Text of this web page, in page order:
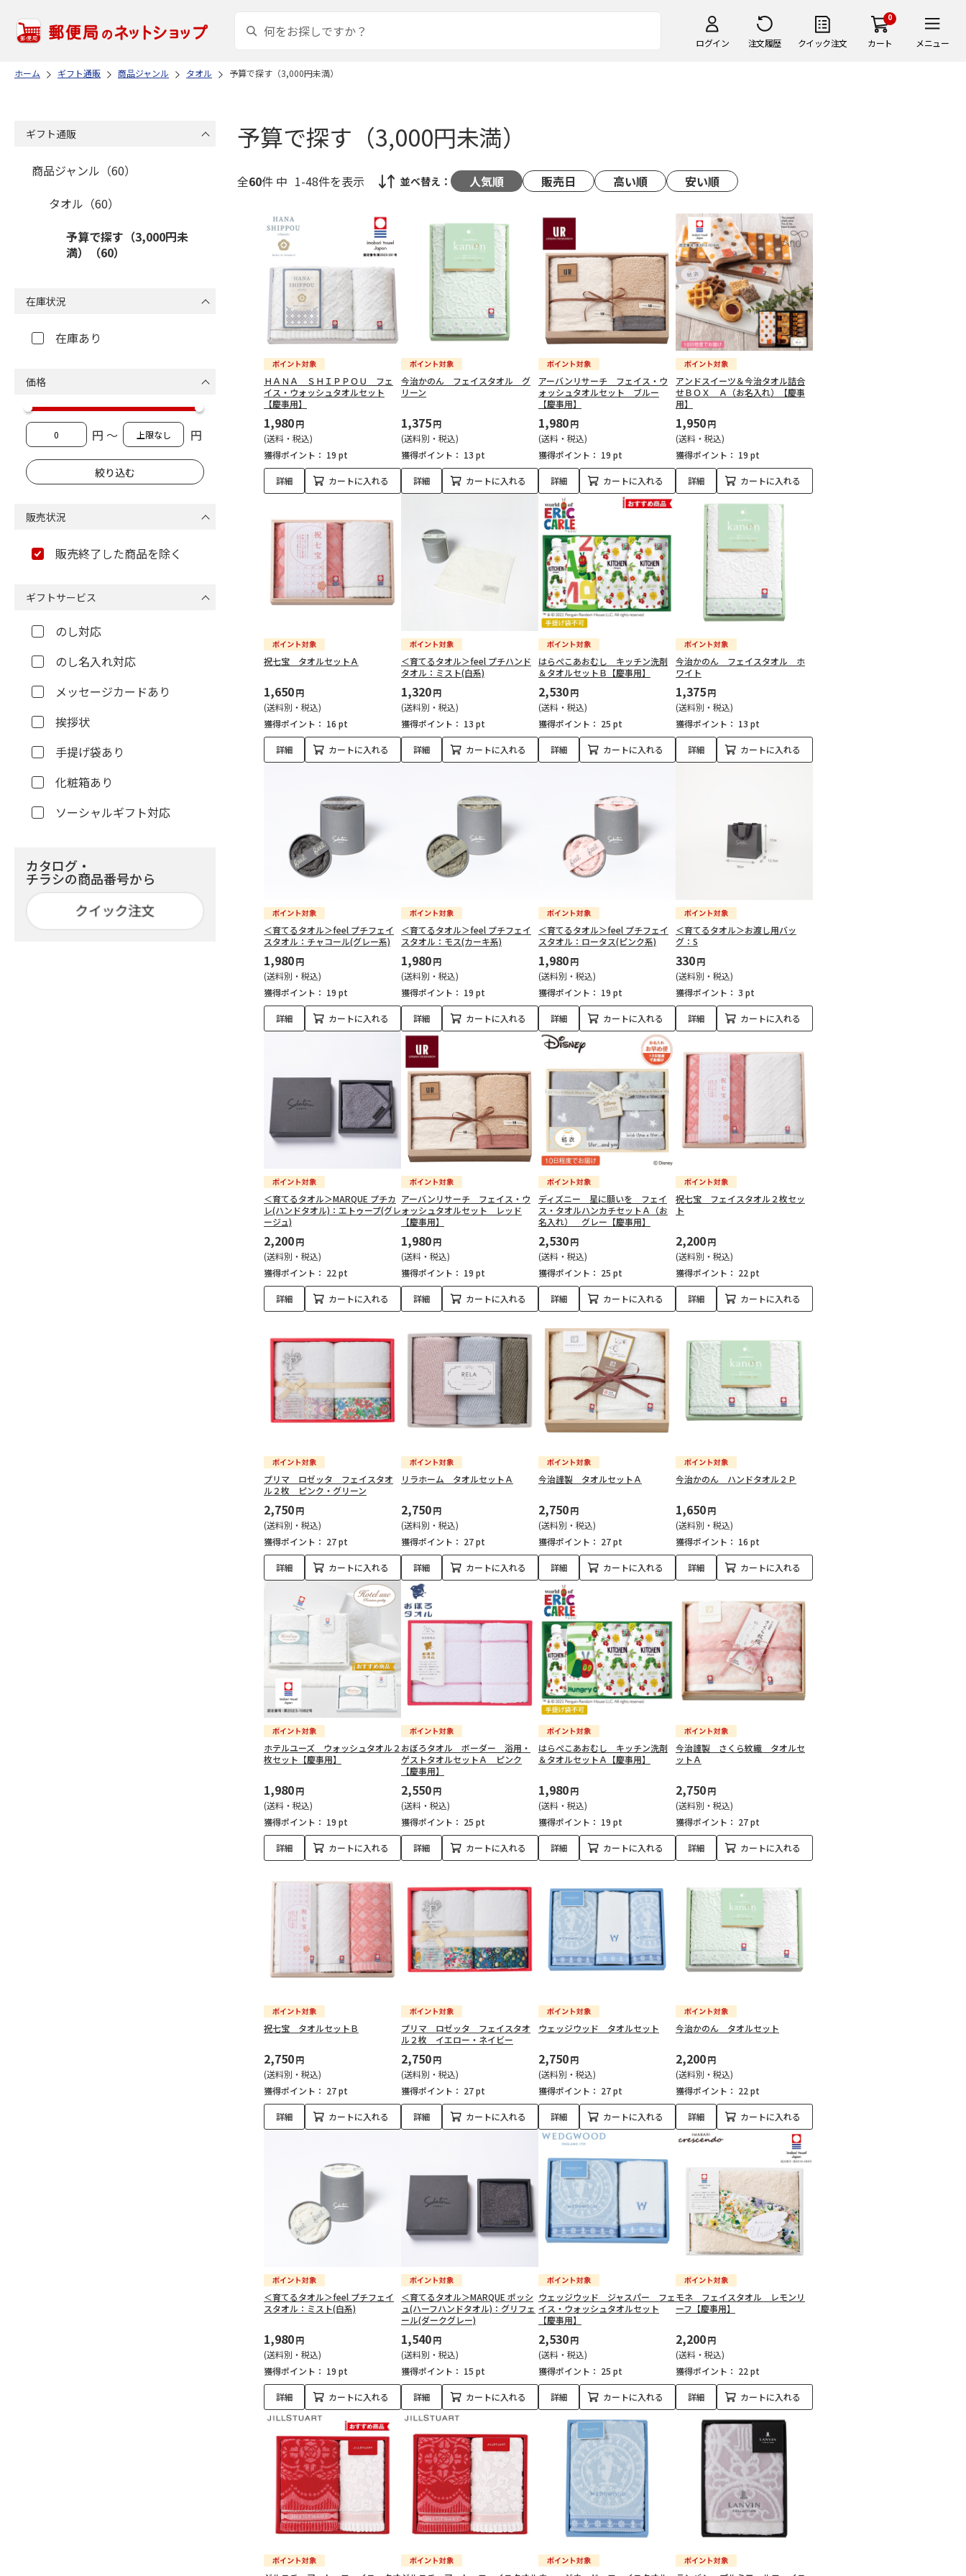
ログイン 注文履歴 クイック注文
0
カート メニュー
ホーム ギフト通販 商品ジャンル タオル 予算で探す（3,000円未満）
予算で探す（3,000円未満）
全60件 中 1-48件を表示 並べ替え： 人気順 販売日 高い順 安い順
ＨＡＮＡ ＳＨＩＰＰＯＵ フェ
イス・ウォッシュタオルセット
【慶事用】
1,980円
(送料・税込)
獲得ポイント： 19 pt
詳細 カートに入れる
今治かのん フェイスタオル グ
リーン
1,375円
(送料別・税込)
獲得ポイント： 13 pt
詳細 カートに入れる
アーバンリサーチ フェイス・ウ
ォッシュタオルセット ブルー
【慶事用】
1,980円
(送料・税込)
獲得ポイント： 19 pt
詳細 カートに入れる
アンドスイーツ＆今治タオル詰合
せＢＯＸ Ａ（お名入れ）【慶事
用】
1,950円
(送料・税込)
獲得ポイント： 19 pt
詳細 カートに入れる
祝七宝 タオルセットＡ
1,650円
(送料別・税込)
獲得ポイント： 16 pt
詳細 カートに入れる
＜育てるタオル＞feel プチハンド
タオル：ミスト(白系)
1,320円
(送料別・税込)
獲得ポイント： 13 pt
詳細 カートに入れる
はらぺこあおむし キッチン洗剤
＆タオルセットＢ【慶事用】
2,530円
(送料・税込)
獲得ポイント： 25 pt
詳細 カートに入れる
今治かのん フェイスタオル ホ
ワイト
1,375円
(送料別・税込)
獲得ポイント： 13 pt
詳細 カートに入れる
＜育てるタオル＞feel プチフェイ
スタオル：チャコール(グレー系)
1,980円
(送料別・税込)
獲得ポイント： 19 pt
詳細 カートに入れる
＜育てるタオル＞feel プチフェイ
スタオル：モス(カーキ系)
1,980円
(送料別・税込)
獲得ポイント： 19 pt
詳細 カートに入れる
＜育てるタオル＞feel プチフェイ
スタオル：ロータス(ピンク系)
1,980円
(送料別・税込)
獲得ポイント： 19 pt
詳細 カートに入れる
＜育てるタオル＞お渡し用バッ
グ：S
330円
(送料別・税込)
獲得ポイント： 3 pt
詳細 カートに入れる
＜育てるタオル＞MARQUE プチカ
レ(ハンドタオル)：エトゥープ(グレ
ージュ)
2,200円
(送料別・税込)
獲得ポイント： 22 pt
詳細 カートに入れる
アーバンリサーチ フェイス・ウ
ォッシュタオルセット レッド
【慶事用】
1,980円
(送料・税込)
獲得ポイント： 19 pt
詳細 カートに入れる
ディズニー 星に願いを フェイ
ス・タオルハンカチセットＡ（お
名入れ） グレー【慶事用】
2,530円
(送料・税込)
獲得ポイント： 25 pt
詳細 カートに入れる
祝七宝 フェイスタオル２枚セッ
ト
2,200円
(送料別・税込)
獲得ポイント： 22 pt
詳細 カートに入れる
プリマ ロゼッタ フェイスタオ
ル２枚 ピンク・グリーン
2,750円
(送料別・税込)
獲得ポイント： 27 pt
詳細 カートに入れる
リラホーム タオルセットＡ
2,750円
(送料別・税込)
獲得ポイント： 27 pt
詳細 カートに入れる
今治謹製 タオルセットＡ
2,750円
(送料別・税込)
獲得ポイント： 27 pt
詳細 カートに入れる
今治かのん ハンドタオル２Ｐ
1,650円
(送料別・税込)
獲得ポイント： 16 pt
詳細 カートに入れる
ホテルユーズ ウォッシュタオル２
枚セット【慶事用】
1,980円
(送料・税込)
獲得ポイント： 19 pt
詳細 カートに入れる
おぼろタオル ボーダー 浴用・
ゲストタオルセットＡ ピンク
【慶事用】
2,550円
(送料・税込)
獲得ポイント： 25 pt
詳細 カートに入れる
はらぺこあおむし キッチン洗剤
＆タオルセットＡ【慶事用】
1,980円
(送料・税込)
獲得ポイント： 19 pt
詳細 カートに入れる
今治謹製 さくら紋織 タオルセ
ットＡ
2,750円
(送料別・税込)
獲得ポイント： 27 pt
詳細 カートに入れる
祝七宝 タオルセットＢ
2,750円
(送料別・税込)
獲得ポイント： 27 pt
詳細 カートに入れる
プリマ ロゼッタ フェイスタオ
ル２枚 イエロー・ネイビー
2,750円
(送料別・税込)
獲得ポイント： 27 pt
詳細 カートに入れる
ウェッジウッド タオルセット
2,750円
(送料別・税込)
獲得ポイント： 27 pt
詳細 カートに入れる
今治かのん タオルセット
2,200円
(送料別・税込)
獲得ポイント： 22 pt
詳細 カートに入れる
＜育てるタオル＞feel プチフェイ
スタオル：ミスト(白系)
1,980円
(送料別・税込)
獲得ポイント： 19 pt
詳細 カートに入れる
＜育てるタオル＞MARQUE ポッシ
ュ(ハーフハンドタオル)：グリフェ
ール(ダークグレー)
1,540円
(送料別・税込)
獲得ポイント： 15 pt
詳細 カートに入れる
ウェッジウッド ジャスパー フェ
イス・ウォッシュタオルセット
【慶事用】
2,530円
(送料・税込)
獲得ポイント： 25 pt
詳細 カートに入れる
モネ フェイスタオル レモンリ
ーフ【慶事用】
2,200円
(送料・税込)
獲得ポイント： 22 pt
詳細 カートに入れる
ギフト通販
商品ジャンル（60）
タオル（60）
予算で探す（3,000円未
満）（60）
在庫状況
在庫あり
価格
円 ～ 円
販売状況
販売終了した商品を除く
ギフトサービス
のし対応
のし名入れ対応
メッセージカードあり
挨拶状
手提げ袋あり
化粧箱あり
ソーシャルギフト対応
カタログ・
チラシの商品番号から